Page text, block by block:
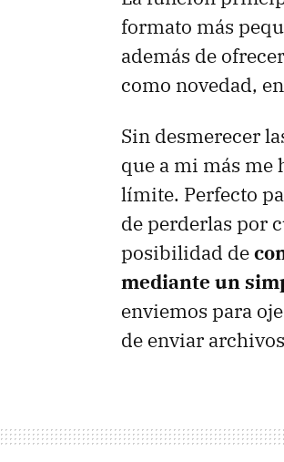
formato más
además de
como novedad,
Sin desmerecer
que a mi más me
límite. Perfecto
de perderlas por
posibilidad de
mediante un
enviemos para
de enviar